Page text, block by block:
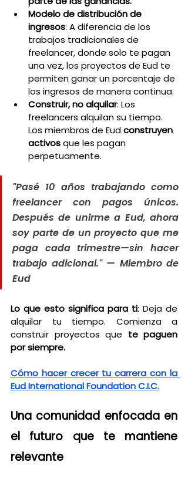
Modelo de distribución de
ingresos: A diferencia de los
trabajos tradicionales de
freelancer, donde solo te pagan
una vez, los proyectos de Eud te
permiten ganar un porcentaje de
los ingresos de manera continua.
Construir, no alquilar: Los
freelancers alquilan su tiempo.
Los miembros de Eud construyen
activos que les pagan
perpetuamente.
"Pasé 10 años trabajando como
freelancer con pagos únicos.
Después de unirme a Eud, ahora
soy parte de un proyecto que me
paga cada trimestre—sin hacer
trabajo adicional." — Miembro de
Eud
Lo que esto significa para ti: Deja de
alquilar tu tiempo. Comienza a
construir proyectos que te paguen
por siempre.
Cómo hacer crecer tu carrera con la
Eud International Foundation C.I.C.
Una comunidad enfocada en
el futuro que te mantiene
relevante